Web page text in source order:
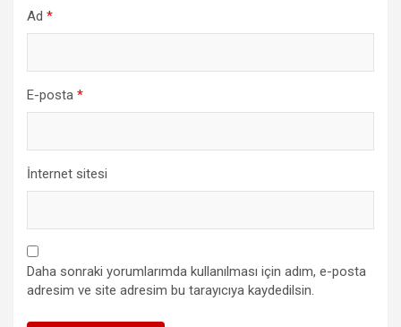
Ad *
E-posta *
İnternet sitesi
Daha sonraki yorumlarımda kullanılması için adım, e-posta
adresim ve site adresim bu tarayıcıya kaydedilsin.